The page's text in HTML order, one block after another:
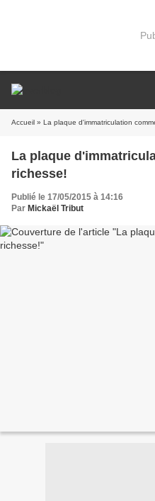
Accueil » La plaque d'immatriculation
La plaque
richesse!
Publié le 17/05/2015 à 14:16
Par Mickaël Tribut